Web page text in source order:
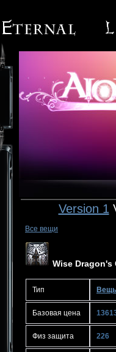
Version 1
Все вещи
Wise Dragon's
Тип Вещь
Базовая цена
Физ защита 226